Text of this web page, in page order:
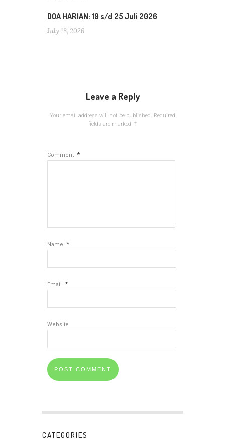
DOA HARIAN: 19 s/d 25 Juli 2026
July 18, 2026
Leave a Reply
Your email address will not be published. Required
fields are marked *
Comment *
Name *
Email *
Website
CATEGORIES